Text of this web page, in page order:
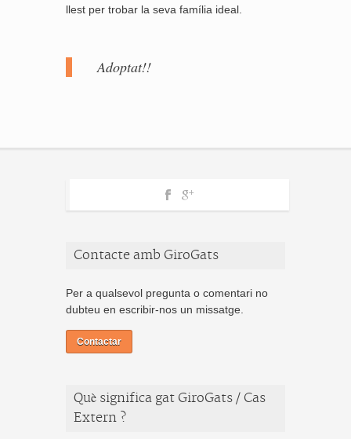
llest per trobar la seva família ideal.
Adoptat!!
Contacte amb GiroGats
Per a qualsevol pregunta o comentari no
dubteu en escribir-nos un missatge.
Contactar
Què significa gat GiroGats / Cas
Extern ?